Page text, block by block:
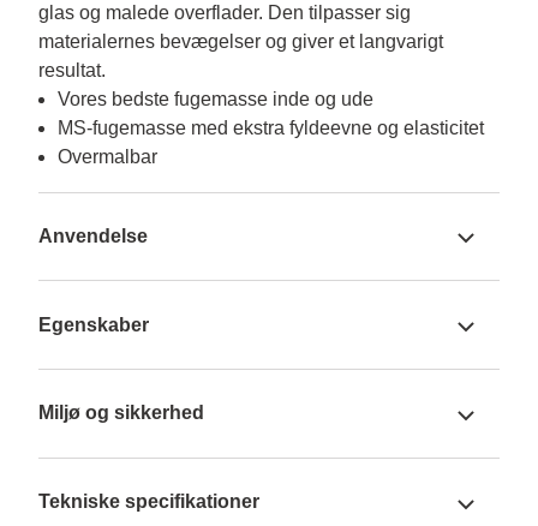
glas og malede overflader. Den tilpasser sig
materialernes bevægelser og giver et langvarigt
resultat.
Vores bedste fugemasse inde og ude
MS-fugemasse med ekstra fyldeevne og elasticitet
Overmalbar
Anvendelse
Egenskaber
Miljø og sikkerhed
Tekniske specifikationer